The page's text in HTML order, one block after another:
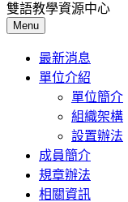
雙語教學資源中心
Menu
最新消息
單位介紹
單位簡介
組織架構
設置辦法
成員簡介
規章辦法
相關資訊